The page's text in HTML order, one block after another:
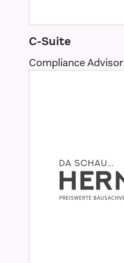
C-Suite
Compliance Advisor